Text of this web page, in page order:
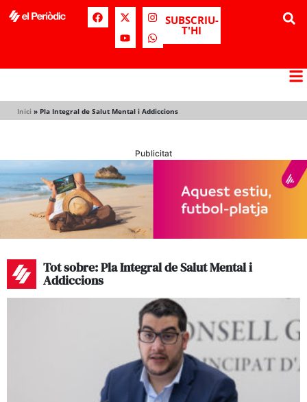
SUBSCRIU-
T'HI
Inici » Pla Integral de Salut Mental i Addiccions
Publicitat
Tot sobre: Pla Integral de Salut Mental i
Addiccions